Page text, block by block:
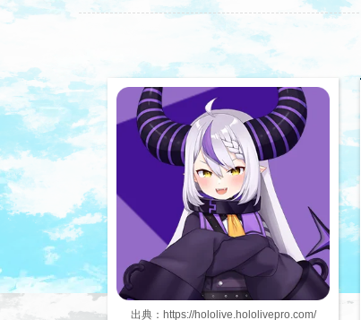
出典：https://hololive.hololivepro.com/